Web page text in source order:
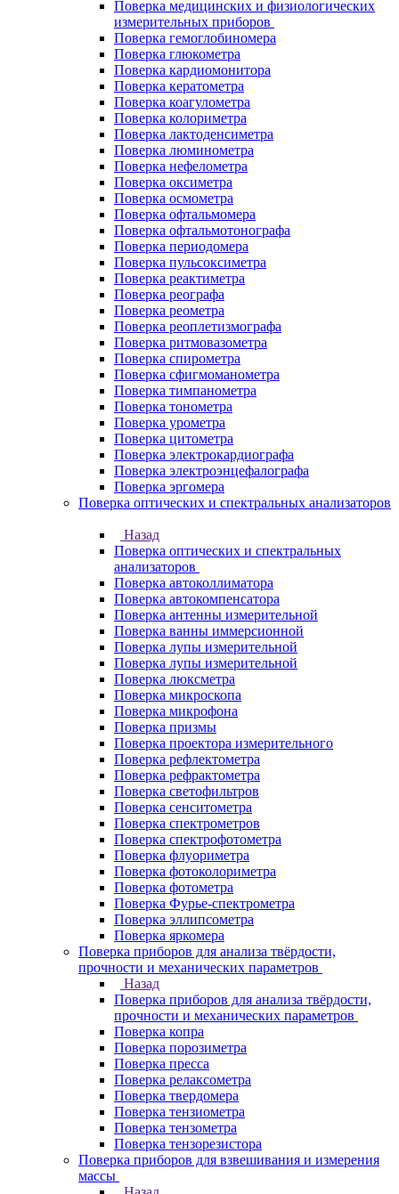
Поверка медицинских и физиологических
измерительных приборов
Поверка гемоглобиномера
Поверка глюкометра
Поверка кардиомонитора
Поверка кератометра
Поверка коагулометра
Поверка колориметра
Поверка лактоденсиметра
Поверка люминометра
Поверка нефелометра
Поверка оксиметра
Поверка осмометра
Поверка офтальмомера
Поверка офтальмотонографа
Поверка периодомера
Поверка пульсоксиметра
Поверка реактиметра
Поверка реографа
Поверка реометра
Поверка реоплетизмографа
Поверка ритмовазометра
Поверка спирометра
Поверка сфигмоманометра
Поверка тимпанометра
Поверка тонометра
Поверка урометра
Поверка цитометра
Поверка электрокардиографа
Поверка электроэнцефалографа
Поверка эргомера
Поверка оптических и спектральных анализаторов
Назад
Поверка оптических и спектральных
анализаторов
Поверка автоколлиматора
Поверка автокомпенсатора
Поверка антенны измерительной
Поверка ванны иммерсионной
Поверка лупы измерительной
Поверка лупы измерительной
Поверка люксметра
Поверка микроскопа
Поверка микрофона
Поверка призмы
Поверка проектора измерительного
Поверка рефлектометра
Поверка рефрактометра
Поверка светофильтров
Поверка сенситометра
Поверка спектрометров
Поверка спектрофотометра
Поверка флуориметра
Поверка фотоколориметра
Поверка фотометра
Поверка Фурье-спектрометра
Поверка эллипсометра
Поверка яркомера
Поверка приборов для анализа твёрдости,
прочности и механических параметров
Назад
Поверка приборов для анализа твёрдости,
прочности и механических параметров
Поверка копра
Поверка порозиметра
Поверка пресса
Поверка релаксометра
Поверка твердомера
Поверка тензиометра
Поверка тензометра
Поверка тензорезистора
Поверка приборов для взвешивания и измерения
массы